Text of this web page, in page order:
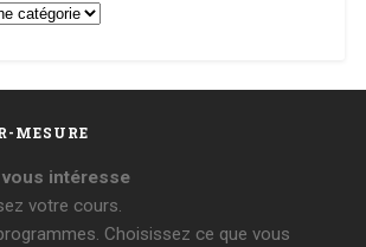
MESURE
intéresse
votre cours.
Choisissez ce que vous